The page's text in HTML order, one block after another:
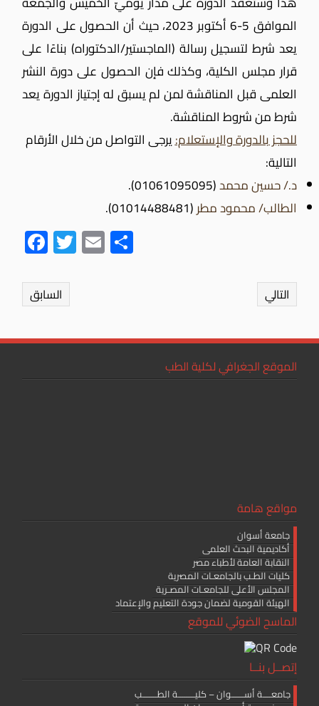
الموافق 5-6 أكتوبر 2023، حيث أن الحصول على الدورة
يعد شرط لتسجيل رسالة (الماجستير/الدكتوراه) بناءًا على
قرار مجلس الكلية، وكذلك فإن الحصول على دورة النشر
العلمى قبل المناقشة لمن لم يسبق له إجتياز الدورة يعد
شرط من شروط المناقشة.
للحجز بالدورة والإستعلام:يرجى التواصل من خلال الأرقام
التالية:
د./ حسين محمد(01061095095).
الطالب/ محمود مطر(01014488481).
Fac
ok
Twit
Ema
السابق التالي
الموقع الجغرافي لكلية الطب
مواقع هامة
جامعة أسوان
أكاديمية البحث العلمى
النقابة العامة لأطباء مصر
كليات الطـب بالجامعـات المصرية
المجلس الأعلى للجامعـات المصـرية
الهيئة القومية لضمان جودة التعليم والإعتماد
الماسح الضوئي للموقع
إتصــل بنــا
جامعــــة أســــــوان – كليــــــــة الطـــــــب